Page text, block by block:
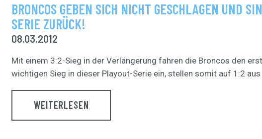
BRONCOS GEBEN SICH NICHT GESCHLAGEN UND
SERIE ZURÜCK!
08.03.2012
Mit einem 3:2-Sieg in der Verlängerung fahren die Broncos den
wichtigen Sieg in dieser Playout-Serie ein, stellen somit auf 1:2 aus
WEITERLESEN